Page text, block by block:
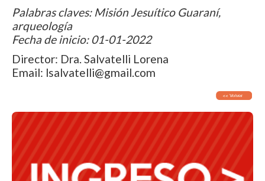
Palabras claves: Misión Jesuítico Guaraní,
arqueología
Fecha de inicio: 01-01-2022
Director: Dra. Salvatelli Lorena
Email: lsalvatelli@gmail.com